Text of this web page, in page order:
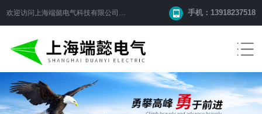
欢迎访问 上海端懿电气科技有限公司 网站！ 手机：13918237518